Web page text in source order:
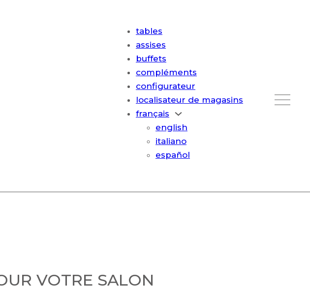
tables
assises
buffets
compléments
configurateur
localisateur de magasins
français
english
italiano
español
VOTRE SALON